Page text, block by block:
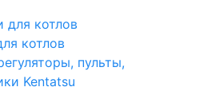
котлов
пульты,
Kentatsu